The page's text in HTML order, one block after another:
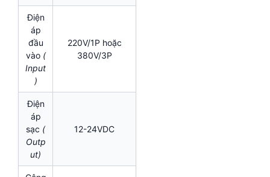
Điện
áp
đầu
vào (
Input
)
220V/1P hoặc
380V/3P
Điện
áp
sạc (
Outp
ut)
12-24VDC